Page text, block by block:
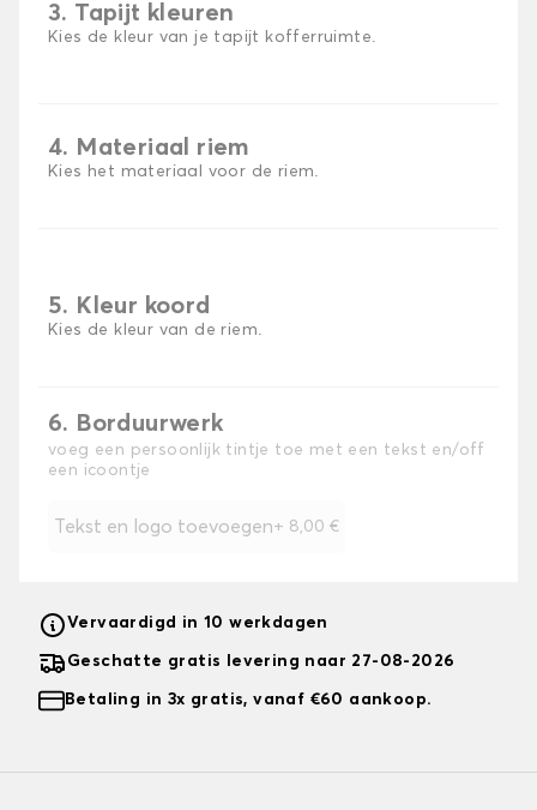
3. Tapijt kleuren
Kies de kleur van je tapijt kofferruimte.
4. Materiaal riem
Kies het materiaal voor de riem.
5. Kleur koord
Kies de kleur van de riem.
6. Borduurwerk
voeg een persoonlijk tintje toe met een tekst en/off
een icoontje
Tekst en logo toevoegen+ 8,00 €
Vervaardigd in 10 werkdagen
Geschatte gratis levering naar 27-08-2026
Betaling in 3x gratis, vanaf €60 aankoop.